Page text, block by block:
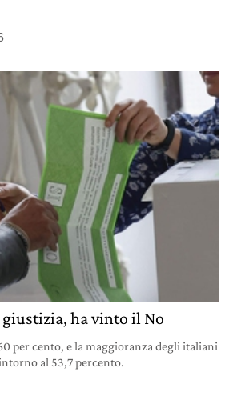
ha vinto il No
per cento, e la maggioranza degli italiani
al 53,7 percento.